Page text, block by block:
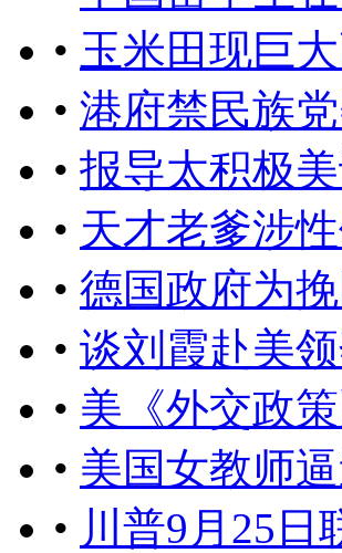
• 玉米田现巨
• 港府禁民族
• 报导太积极
• 天才老爹涉
• 德国政府为
• 谈刘霞赴美
• 美《外交政
• 美国女教师
• 川普9月25